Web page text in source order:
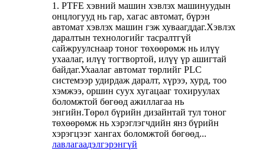
1. PTFE хэвний машин хэвлэх машинуудын
онцлогууд нь гар, хагас автомат, бүрэн
автомат хэвлэх машин гэж хуваагддаг.Хэвлэх
даралтын технологийг тасралтгүй
сайжруулснаар тоног төхөөрөмж нь илүү
ухаалаг, илүү тогтвортой, илүү үр ашигтай
байдаг.Ухаалаг автомат төрлийг PLC
системээр удирдаж даралт, хүрээ, хурд, тоо
хэмжээ, оршин суух хугацааг тохируулах
боломжтой бөгөөд ажиллагаа нь
энгийн.Төрөл бүрийн дизайнтай тул тоног
төхөөрөмж нь хэрэглэгчдийн янз бүрийн
хэрэгцээг хангах боломжтой бөгөөд...
лавлагаадэлгэрэнгүй